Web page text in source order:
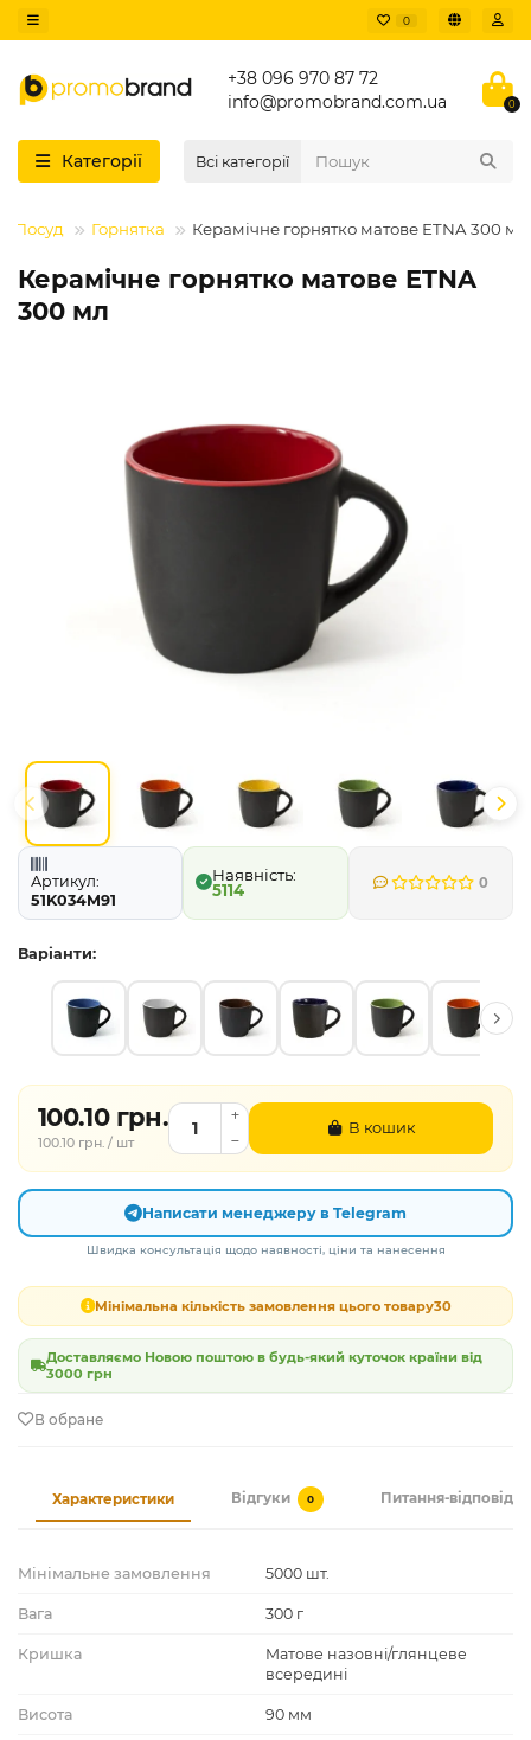
0
+38 096 970 87 72
info@promobrand.com.ua
0
Категорії Всі категорії
Посуд Горнятка Керамічне горнятко матове ETNA 300 мл
Керамічне горнятко матове ETNA
300 мл
Артикул:
51K034M91
5114 0
Варіанти:
100.10 грн.
100.10 грн. / шт
В кошик
Написати менеджеру в Telegram
Швидка консультація щодо наявності, ціни та нанесення
Мінімальна кількість замовлення цього товару30
Доставляємо Новою поштою в будь-який куточок країни від
3000 грн
В обране
Характеристики Відгуки 0 Питання-відповідь
Мінімальне замовлення 5000 шт.
Вага 300 г
Кришка
Матове назовні/глянцеве
всередині
Висота 90 мм